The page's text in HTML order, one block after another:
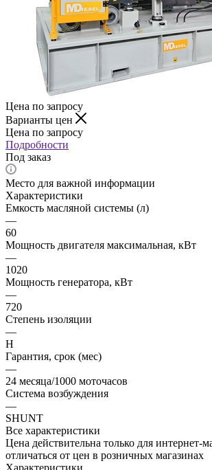
Цена по запросу
Варианты цен
Цена по запросу
Подробности
Под заказ
Место для важной информации
Характеристики
Емкость масляной системы (л)
—
60
Мощность двигателя максимальная, кВт
—
1020
Мощность генератора, кВт
—
720
Степень изоляции
—
Н
Гарантия, срок (мес)
—
24 месяца/1000 моточасов
Система возбуждения
—
SHUNT
Все характеристики
Цена действительна только для интернет-
отличаться от цен в розничных магазинах
Характеристики